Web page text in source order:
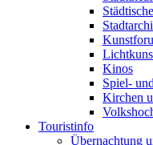
Kinos
Spiel-
Kirchen
Touristinfo
Übernachtung